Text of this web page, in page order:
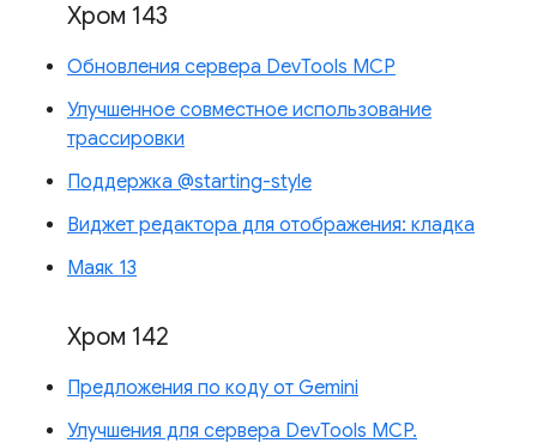
Хром 143
Обновления сервера DevTools MCP
Улучшенное совместное использование
трассировки
Поддержка @starting-style
Виджет редактора для отображения: кладка
Маяк 13
Хром 142
Предложения по коду от Gemini
Улучшения для сервера DevTools MCP.